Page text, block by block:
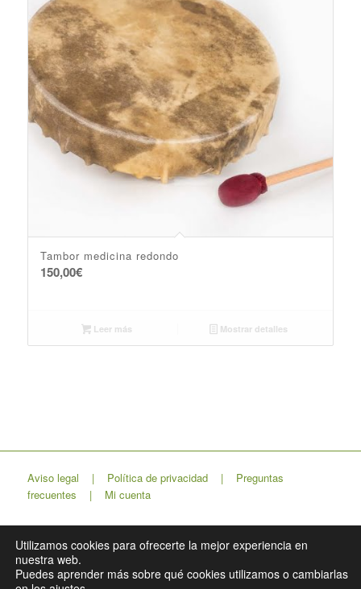
Tambor medicina redondo
150,00€
Leer más Mostrar detalles
Aviso legal | Política de privacidad| Preguntas
frecuentes | Mi cuenta
Utilizamos cookies para ofrecerte la mejor experiencia en
nuestra web.
Puedes aprender más sobre qué cookies utilizamos o cambiarlas